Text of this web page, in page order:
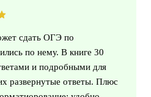
сдать ОГЭ по
по нему. В книге 30
и подробными для
развернутые ответы. Плюс